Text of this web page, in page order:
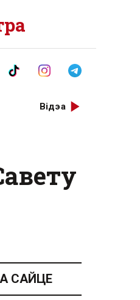
Відэа
САЙЦЕ